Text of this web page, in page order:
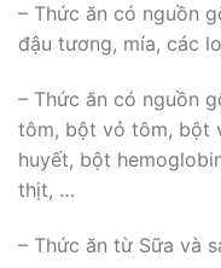
– Thức ăn có nguồn
đậu tương, mía, các
– Thức ăn có nguồn
tôm, bột vỏ tôm, bột
huyết, bột
thịt, …
– Thức ăn từ Sữa và